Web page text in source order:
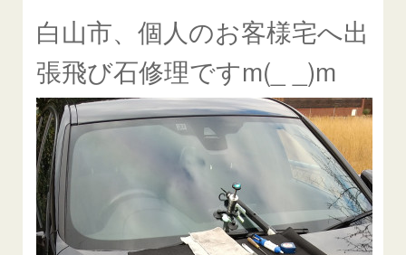
当店へのアクセス 建築ガラスキズ取り・研磨・磨き
【プロ使用】フッ素系ガラストリートメント『アクアペル』
当店の良心的価格の理由について
欧州車モールの白サビやシミを落とす！
instagram記事 ガラスリペア施工価格
飛び石ひび割れでヒビ先が伸びた場合は？
白山市、個人のお客様宅へ出
張飛び石修理ですm(_ _)m